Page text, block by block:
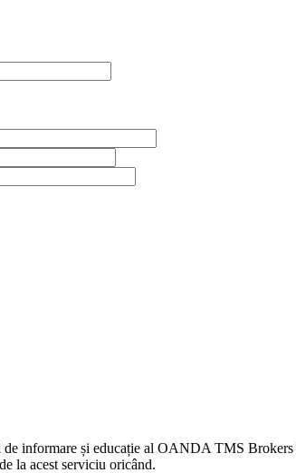
informare și educație al OANDA TMS Brokers
la acest serviciu oricând.